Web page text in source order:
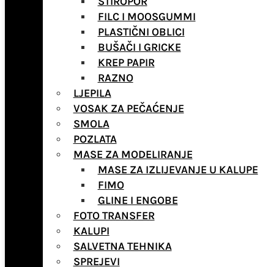
FILC I MOOSGUMMI
PLASTIČNI OBLICI
BUŠAČI I GRICKE
KREP PAPIR
RAZNO
LJEPILA
VOSAK ZA PEČAĆENJE
SMOLA
POZLATA
MASE ZA MODELIRANJE
MASE ZA IZLIJEVANJE U KALUPE
FIMO
GLINE I ENGOBE
FOTO TRANSFER
KALUPI
SALVETNA TEHNIKA
SPREJEVI